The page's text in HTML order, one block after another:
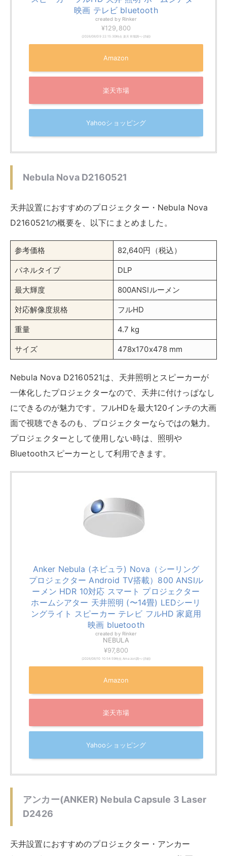
映画 テレビ bluetooth
created by Rinker
¥129,800
(2026/08/09 22:15:30時点 楽天市場調べ- 詳細)
Amazon
楽天市場
Yahooショッピング
Nebula Nova D2160521
天井設置におすすめのプロジェクター・Nebula Nova
D2160521の概要を、以下にまとめました。
参考価格 82,640円（税込）
パネルタイプ DLP
最大輝度 800ANSIルーメン
対応解像度規格 フルHD
重量 4.7 kg
サイズ 478x170x478 mm
Nebula Nova D2160521は、天井照明とスピーカーが
一体化したプロジェクターなので、天井に付けっぱなし
にできるのが魅力です。フルHDを最大120インチの大画
面で視聴できるのも、プロジェクターならではの魅力。
プロジェクターとして使用しない時は、照明や
Bluetoothスピーカーとして利用できます。
Anker Nebula (ネビュラ) Nova（シーリング
プロジェクター Android TV搭載）800 ANSIル
ーメン HDR 10対応 スマート プロジェクター
ホームシアター 天井照明 (〜14畳) LEDシーリ
ングライト スピーカー テレビ フルHD 家庭用
映画 bluetooth
created by Rinker
NEBULA
¥97,800
(2026/08/10 10:54:59時点 Amazon調べ- 詳細)
Amazon
楽天市場
Yahooショッピング
アンカー(ANKER) Nebula Capsule 3 Laser
D2426
天井設置におすすめのプロジェクター・アンカー